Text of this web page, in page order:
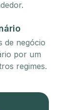
de negócio
por um
regimes.